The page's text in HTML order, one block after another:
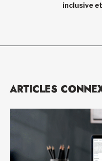
inclusive
ARTICLES